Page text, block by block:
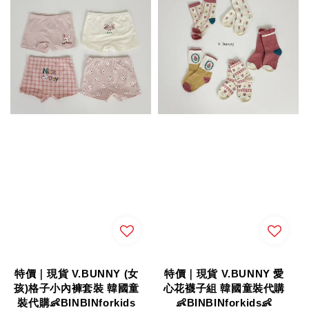
特價｜現貨 V.BUNNY (女
孩)格子小內褲套裝 韓國童
裝代購👶BINBINforkids
特價｜現貨 V.BUNNY 愛
心花襪子組 韓國童裝代購
👶BINBINforkids👶